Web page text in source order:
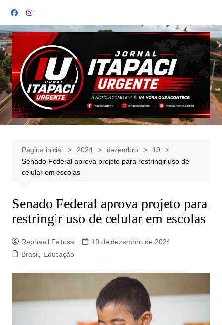
para
o
conteúdo
Página inicial 2024 dezembro
19
Senado Federal aprova projeto para restringir uso de
celular em escolas
Senado Federal aprova projeto para
restringir uso de celular em escolas
Raphaell Feitosa
19 de dezembro de 2024
Brasil, Educação